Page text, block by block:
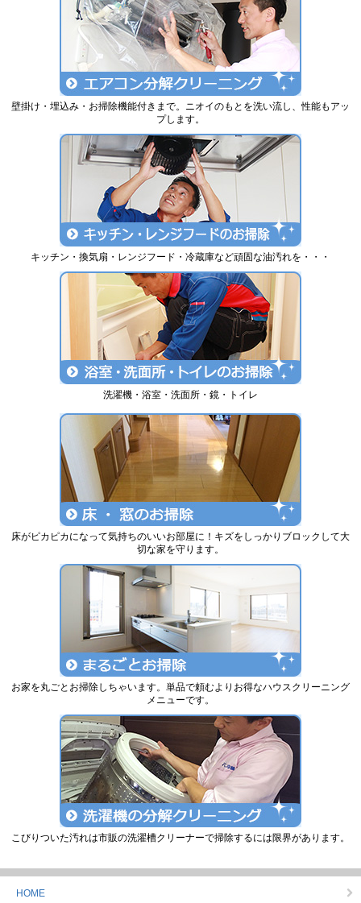
壁掛け・埋込み・お掃除機能付きまで。ニオイのもとを洗い流し、性能もアッ
プします。
キッチン・換気扇・レンジフード・冷蔵庫など頑固な油汚れを・・・
洗濯機・浴室・洗面所・鏡・トイレ
床がピカピカになって気持ちのいいお部屋に！キズをしっかりブロックして大
切な家を守ります。
お家を丸ごとお掃除しちゃいます。単品で頼むよりお得なハウスクリーニング
メニューです。
こびりついた汚れは市販の洗濯槽クリーナーで掃除するには限界があります。
HOME